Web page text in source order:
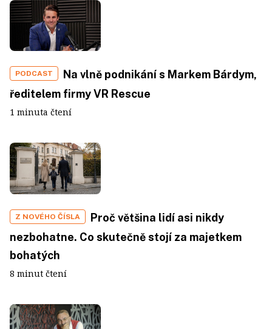
PODCAST
Na vlně podnikání s Markem Bárdym,
ředitelem firmy VR Rescue
1 minuta čtení
Z NOVÉHO ČÍSLA
Proč většina lidí asi nikdy
nezbohatne. Co skutečně stojí za majetkem
bohatých
8 minut čtení